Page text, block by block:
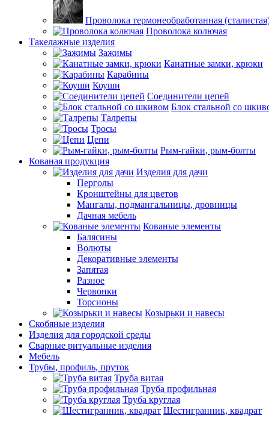
Проволока термонеобработанная
Проволока колючая
Такелажные изделия
Зажимы
Канатные замки, крюки
Карабины
Коуши
Соединители цепей
Блок стальной со
Талрепы
Тросы
Цепи
Рым-гайки, рым-болты
Кованая продукция
Изделия для дачи
Перголы
Кронштейны для цветов
Мангалы, подмангальницы, дровницы
Дачная мебель
Кованые элементы
Балясины
Волюты
Декоративные элементы
Запятая
Разное
Червонки
Торсионы
Козырьки и навесы
Скобяные изделия
Изделия для городской среды
Сварные ритуальные изделия
Мебель
Трубы, профиль, пруток
Труба витая
Труба профильная
Труба круглая
Шестигранник, квадрат